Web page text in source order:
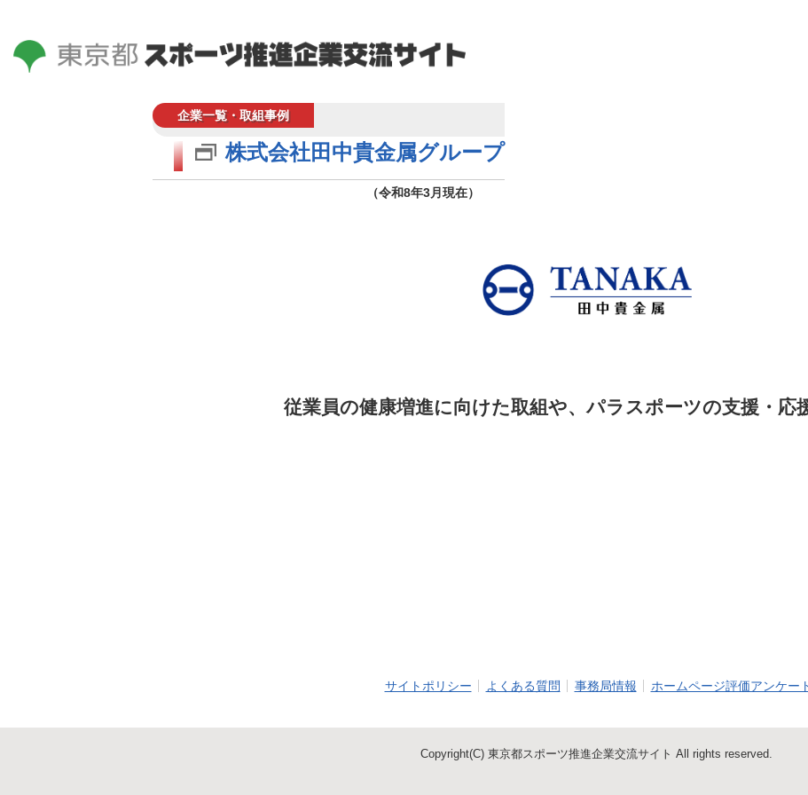
企業一覧・取組事例
株式会社田中貴金属グループ
（令和8年3月現在）
従業員の健康増進に向けた取組や、パラスポーツの支援・応
サイトポリシー よくある質問 事務局情報 ホームページ評価アンケー
Copyright(C) 東京都スポーツ推進企業交流サイト All rights reserved.